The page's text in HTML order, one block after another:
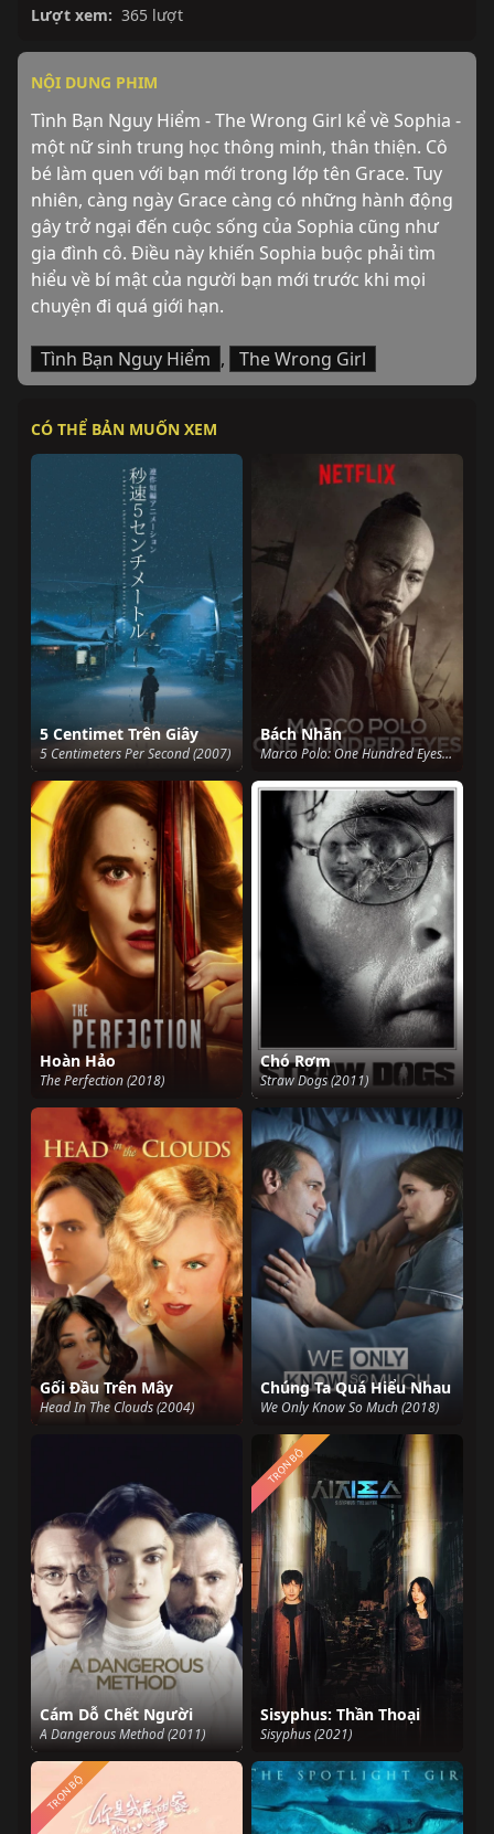
Lượt xem: 365 lượt
NỘI DUNG PHIM
Tình Bạn Nguy Hiểm - The Wrong Girl kể về Sophia -
một nữ sinh trung học thông minh, thân thiện. Cô
bé làm quen với bạn mới trong lớp tên Grace. Tuy
nhiên, càng ngày Grace càng có những hành động
gây trở ngại đến cuộc sống của Sophia cũng như
gia đình cô. Điều này khiến Sophia buộc phải tìm
hiểu về bí mật của người bạn mới trước khi mọi
chuyện đi quá giới hạn.
Tình Bạn Nguy Hiểm , The Wrong Girl
CÓ THỂ BẢN MUỐN XEM
5 Centimet Trên Giây
5 Centimeters Per Second (2007)
Bách Nhãn
Marco Polo: One Hundred Eyes (2015)
Hoàn Hảo
The Perfection (2018)
Chó Rơm
Straw Dogs (2011)
Gối Đầu Trên Mây
Head In The Clouds (2004)
Chúng Ta Quá Hiểu Nhau
We Only Know So Much (2018)
Cám Dỗ Chết Người
A Dangerous Method (2011)
Sisyphus: Thần Thoại
Sisyphus (2021)
TRỌN BỘ
TRỌN BỘ